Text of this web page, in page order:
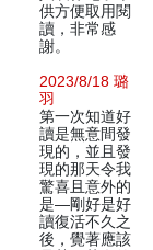
供方便取用閱
讀，非常感
謝。
2023/8/18 璐
羽
第一次知道好
讀是無意間發
現的，並且發
現的那天令我
驚喜且意外的
是—剛好是好
讀復活不久之
後，覺著應該